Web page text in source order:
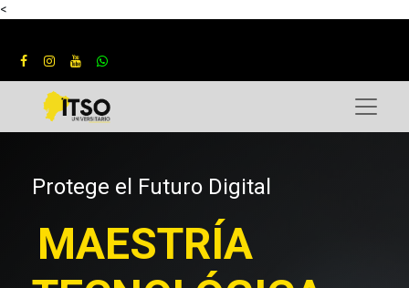
<
Protege el Futuro Digital
MAESTRÍA